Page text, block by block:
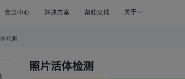
会员中心 解决方案 帮助文档 关于
检测
照片活体检测